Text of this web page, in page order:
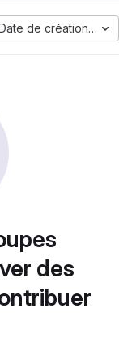
de création la plus
des